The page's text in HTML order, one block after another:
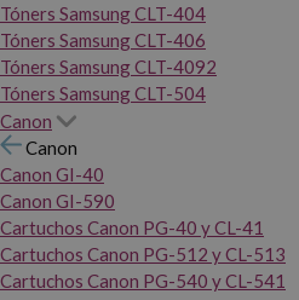
Tóners Samsung CLT-404
Tóners Samsung CLT-406
Tóners Samsung CLT-4092
Tóners Samsung CLT-504
Canon
Canon
Canon GI-40
Canon GI-590
Cartuchos Canon PG-40 y CL-41
Cartuchos Canon PG-512 y CL-513
Cartuchos Canon PG-540 y CL-541